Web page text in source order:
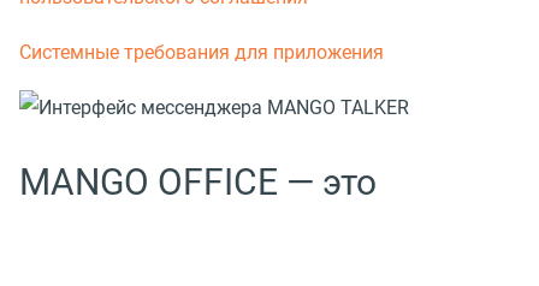
Системные требования для приложения
MANGO OFFICE — это